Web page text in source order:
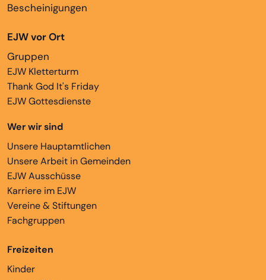
Bescheinigungen
EJW vor Ort
Gruppen
EJW Kletterturm
Thank God It's Friday
EJW Gottesdienste
Wer wir sind
Unsere Hauptamtlichen
Unsere Arbeit in Gemeinden
EJW Ausschüsse
Karriere im EJW
Vereine & Stiftungen
Fachgruppen
Freizeiten
Kinder